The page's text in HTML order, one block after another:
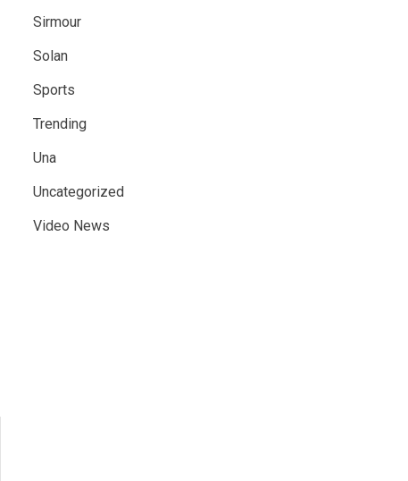
Sirmour
Solan
Sports
Trending
Una
Uncategorized
Video News